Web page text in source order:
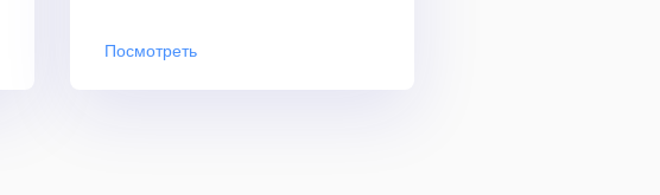
Посмотреть